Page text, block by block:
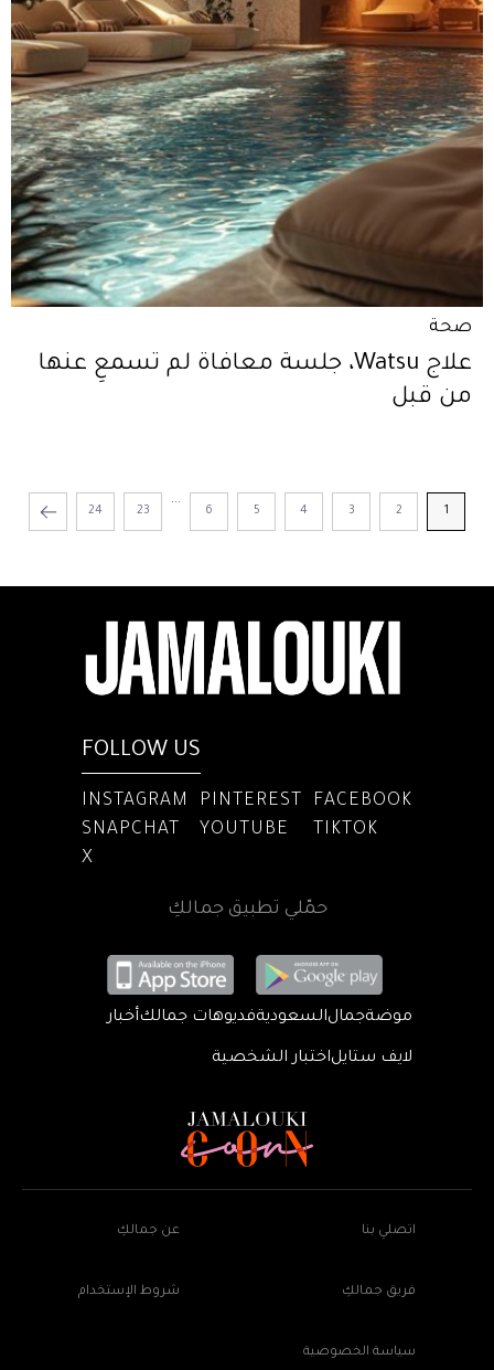
صحة
علاج Watsu، جلسة معافاة لم تسمعِ عنها
من قبل
1
2
3
4
5
6
...
23
24
FOLLOW US
INSTAGRAM PINTEREST
FACEBOOK
SNAPCHAT
YOUTUBE
TIKTOK
X
حمّلي تطبيق جمالكِ
موضةجمالالسعوديةفديوهات جمالكأخبار
لايف ستايلاختبار الشخصية
اتصلي بنا عن جمالكِ
فريق جمالكِ شروط الإستخدام
سياسة الخصوصية